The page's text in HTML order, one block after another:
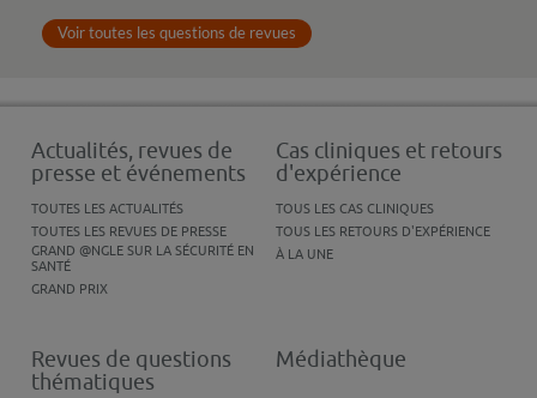
Voir toutes les questions de revues
Actualités, revues de
presse et événements
TOUTES LES ACTUALITÉS
TOUTES LES REVUES DE PRESSE
GRAND @NGLE SUR LA SÉCURITÉ EN
SANTÉ
GRAND PRIX
Cas cliniques et retours
d'expérience
TOUS LES CAS CLINIQUES
TOUS LES RETOURS D'EXPÉRIENCE
À LA UNE
Revues de questions
thématiques
Médiathèque